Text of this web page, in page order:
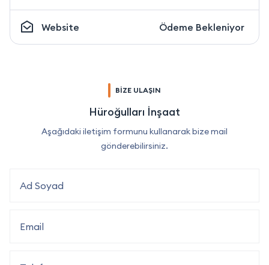
Website Ödeme Bekleniyor
BİZE ULAŞIN
Hüroğulları İnşaat
Aşağıdaki iletişim formunu kullanarak bize mail
gönderebilirsiniz.